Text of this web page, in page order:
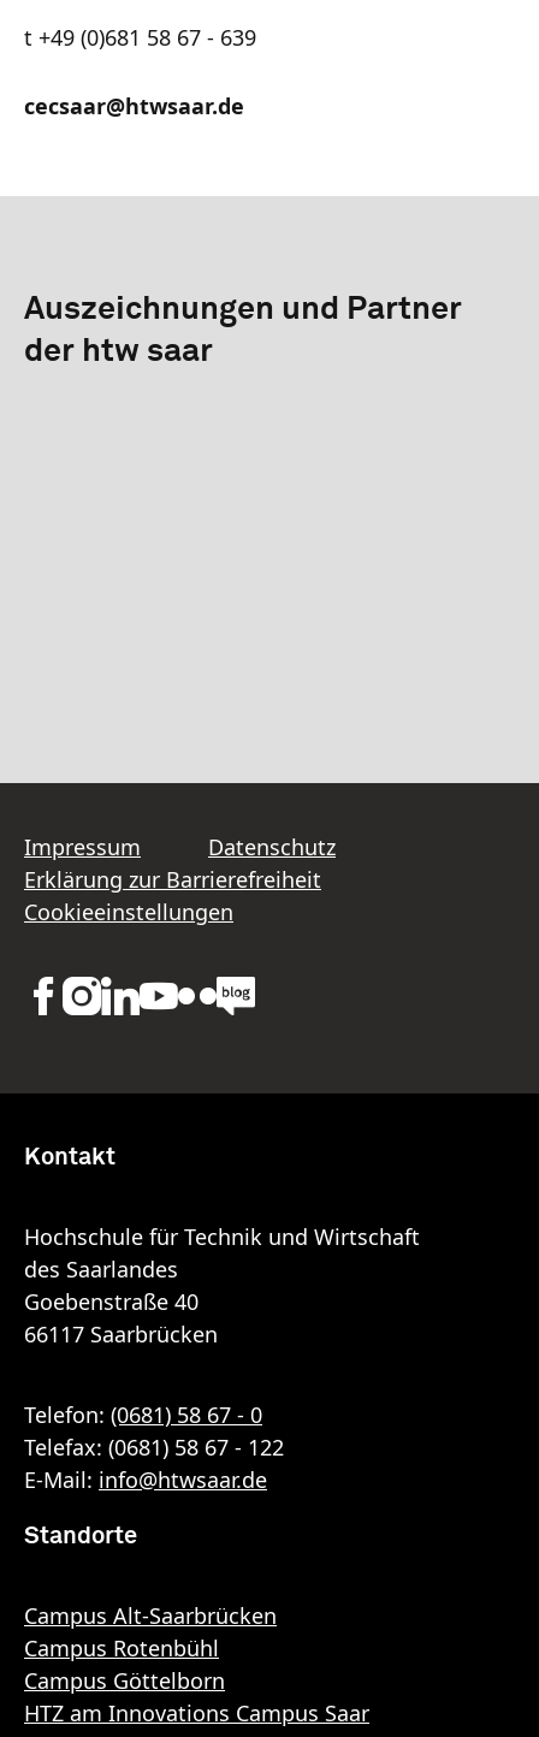
t +49 (0)681 58 67 - 639
cecsaar@htwsaar.de
Auszeichnungen und Partner
der htw saar
Impressum
Datenschutz
Erklärung zur Barrierefreiheit
Cookieeinstellungen
Kontakt
Hochschule für Technik und Wirtschaft
des Saarlandes
Goebenstraße 40
66117 Saarbrücken
Telefon: (0681) 58 67 - 0
Telefax: (0681) 58 67 - 122
E-Mail: info@htwsaar.de
Standorte
Campus Alt-Saarbrücken
Campus Rotenbühl
Campus Göttelborn
HTZ am Innovations Campus Saar